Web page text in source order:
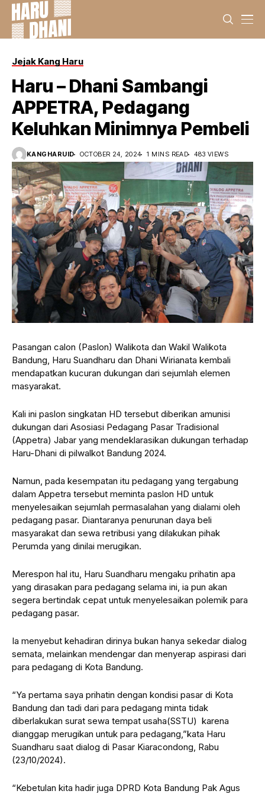
Jejak Kang Haru
Haru – Dhani Sambangi
APPETRA, Pedagang
Keluhkan Minimnya Pembeli
KANGHARUID OCTOBER 24, 2024 1 MINS READ 483 VIEWS
Pasangan calon (Paslon) Walikota dan Wakil Walikota
Bandung, Haru Suandharu dan Dhani Wirianata kembali
mendapatkan kucuran dukungan dari sejumlah elemen
masyarakat.
Kali ini paslon singkatan HD tersebut diberikan amunisi
dukungan dari Asosiasi Pedagang Pasar Tradisional
(Appetra) Jabar yang mendeklarasikan dukungan terhadap
Haru-Dhani di pilwalkot Bandung 2024.
Namun, pada kesempatan itu pedagang yang tergabung
dalam Appetra tersebut meminta paslon HD untuk
menyelesaikan sejumlah permasalahan yang dialami oleh
pedagang pasar. Diantaranya penurunan daya beli
masyarakat dan sewa retribusi yang dilakukan pihak
Perumda yang dinilai merugikan.
Merespon hal itu, Haru Suandharu mengaku prihatin apa
yang dirasakan para pedagang selama ini, ia pun akan
segera bertindak cepat untuk menyelesaikan polemik para
pedagang pasar.
Ia menyebut kehadiran dirinya bukan hanya sekedar dialog
semata, melainkan mendengar dan menyerap aspirasi dari
para pedagang di Kota Bandung.
“Ya pertama saya prihatin dengan kondisi pasar di Kota
Bandung dan tadi dari para pedagang minta tidak
diberlakukan surat sewa tempat usaha(SSTU) karena
dianggap merugikan untuk para pedagang,”kata Haru
Suandharu saat dialog di Pasar Kiaracondong, Rabu
(23/10/2024).
“Kebetulan kita hadir juga DPRD Kota Bandung Pak Agus